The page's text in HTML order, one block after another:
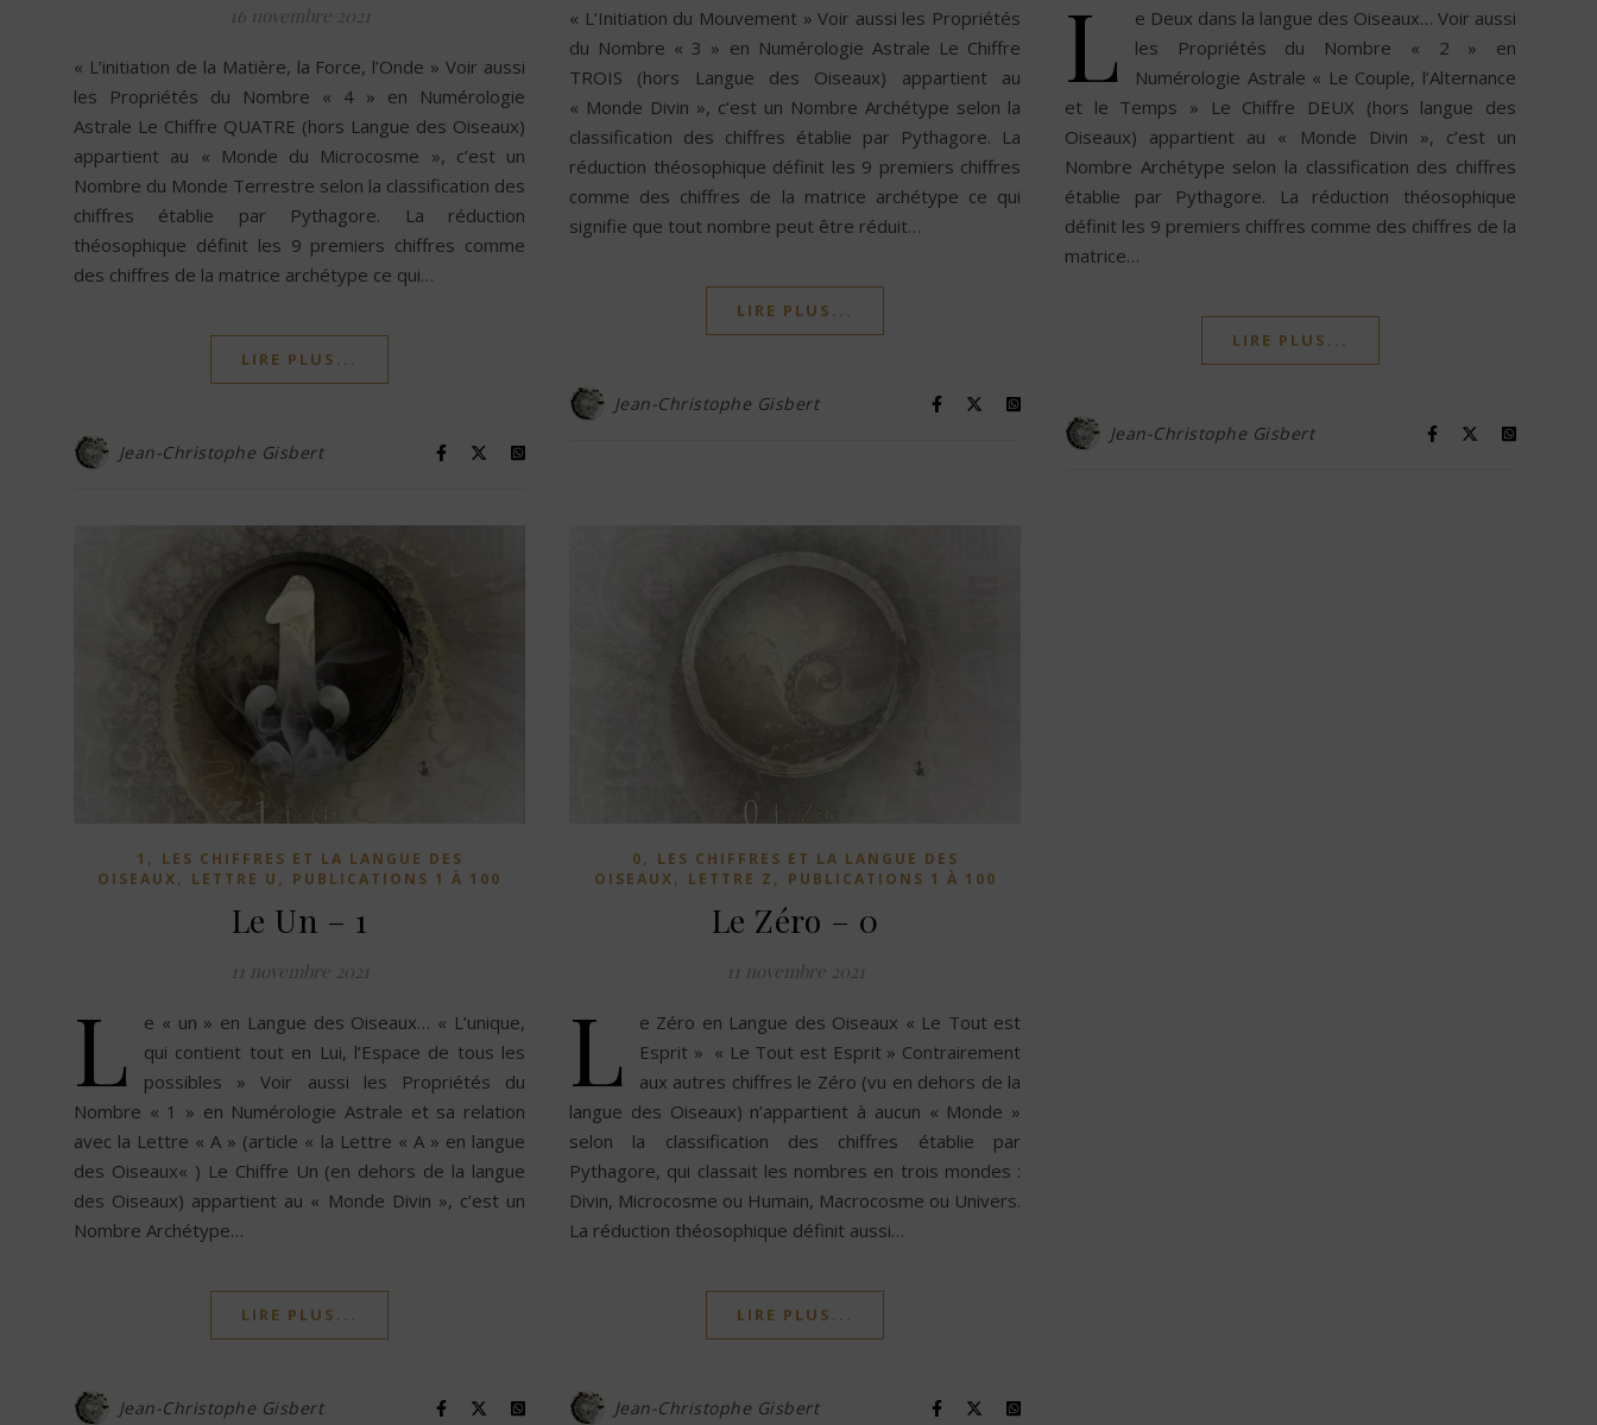
16 novembre 2021
« L’initiation de la Matière, la Force, l’Onde » Voir aussi
les Propriétés du Nombre « 4 » en Numérologie
Astrale Le Chiffre QUATRE (hors Langue des Oiseaux)
appartient au « Monde du Microcosme », c’est un
Nombre du Monde Terrestre selon la classification des
chiffres établie par Pythagore. La réduction
théosophique définit les 9 premiers chiffres comme
des chiffres de la matrice archétype ce qui…
LIRE PLUS...
Jean-Christophe Gisbert
« L’Initiation du Mouvement » Voir aussi les Propriétés
du Nombre « 3 » en Numérologie Astrale Le Chiffre
TROIS (hors Langue des Oiseaux) appartient au
« Monde Divin », c’est un Nombre Archétype selon la
classification des chiffres établie par Pythagore. La
réduction théosophique définit les 9 premiers chiffres
comme des chiffres de la matrice archétype ce qui
signifie que tout nombre peut être réduit…
LIRE PLUS...
Jean-Christophe Gisbert
L
e Deux dans la langue des Oiseaux… Voir aussi
les Propriétés du Nombre « 2 » en
Numérologie Astrale « Le Couple, l’Alternance
et le Temps » Le Chiffre DEUX (hors langue des
Oiseaux) appartient au « Monde Divin », c’est un
Nombre Archétype selon la classification des chiffres
établie par Pythagore. La réduction théosophique
définit les 9 premiers chiffres comme des chiffres de la
matrice…
LIRE PLUS...
Jean-Christophe Gisbert
1 , LES CHIFFRES ET LA LANGUE DES
OISEAUX, LETTRE U , PUBLICATIONS 1 À 100
Le Un – 1
11 novembre 2021
L
e « un » en Langue des Oiseaux… « L’unique,
qui contient tout en Lui, l’Espace de tous les
possibles » Voir aussi les Propriétés du
Nombre « 1 » en Numérologie Astrale et sa relation
avec la Lettre « A » (article « la Lettre « A » en langue
des Oiseaux« ) Le Chiffre Un (en dehors de la langue
des Oiseaux) appartient au « Monde Divin », c’est un
Nombre Archétype…
LIRE PLUS...
Jean-Christophe Gisbert
0, LES CHIFFRES ET LA LANGUE DES
OISEAUX, LETTRE Z , PUBLICATIONS 1 À 100
Le Zéro – 0
11 novembre 2021
L
e Zéro en Langue des Oiseaux « Le Tout est
Esprit » « Le Tout est Esprit » Contrairement
aux autres chiffres le Zéro (vu en dehors de la
langue des Oiseaux) n’appartient à aucun « Monde »
selon la classification des chiffres établie par
Pythagore, qui classait les nombres en trois mondes :
Divin, Microcosme ou Humain, Macrocosme ou Univers.
La réduction théosophique définit aussi…
LIRE PLUS...
Jean-Christophe Gisbert